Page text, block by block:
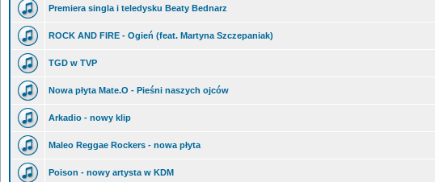
Premiera singla i teledysku Beaty Bednarz
ROCK AND FIRE - Ogień (feat. Martyna Szczepaniak)
TGD w TVP
Nowa płyta Mate.O - Pieśni naszych ojców
Arkadio - nowy klip
Maleo Reggae Rockers - nowa płyta
Poison - nowy artysta w KDM